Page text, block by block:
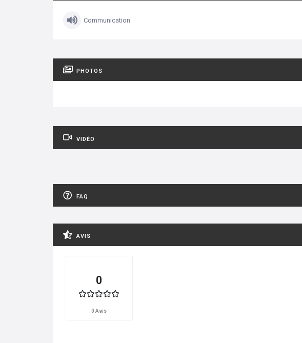
Communication
PHOTOS
VIDÉO
FAQ
AVIS
0
0 Avis